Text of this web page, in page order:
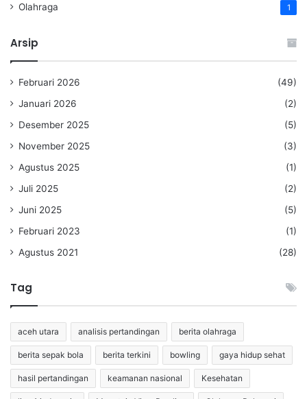
Olahraga 1
Arsip
Februari 2026
(49)
Januari 2026
(2)
Desember 2025
(5)
November 2025
(3)
Agustus 2025
(1)
Juli 2025
(2)
Juni 2025
(5)
Februari 2023
(1)
Agustus 2021
(28)
Tag
aceh utara analisis pertandingan berita olahraga
berita sepak bola berita terkini bowling gaya hidup sehat
hasil pertandingan keamanan nasional Kesehatan